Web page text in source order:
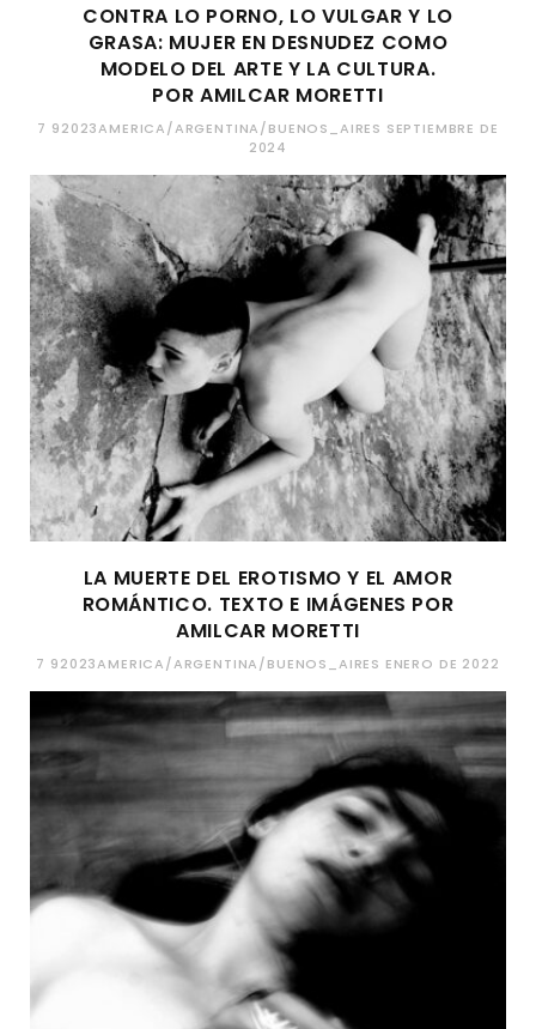
CONTRA LO PORNO, LO VULGAR Y LO
GRASA: MUJER EN DESNUDEZ COMO
MODELO DEL ARTE Y LA CULTURA.
POR AMILCAR MORETTI
7 92023AMERICA/ARGENTINA/BUENOS_AIRES SEPTIEMBRE DE
2024
LA MUERTE DEL EROTISMO Y EL AMOR
ROMÁNTICO. TEXTO E IMÁGENES POR
AMILCAR MORETTI
7 92023AMERICA/ARGENTINA/BUENOS_AIRES ENERO DE 2022